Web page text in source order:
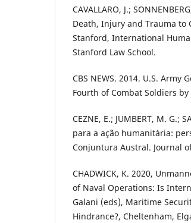
CAVALLARO, J.;
Death, Injury and Trauma to
Stanford, International
Stanford Law School.
CBS NEWS. 2014. U.S. Army
Fourth of Combat Soldiers by
CEZNE, E.; JUMBERT, M. G.;
para a ação humanitária:
Conjuntura Austral. Journal
CHADWICK, K. 2020,
of Naval Operations: Is
Galani (eds), Maritime
Hindrance?, Cheltenham,